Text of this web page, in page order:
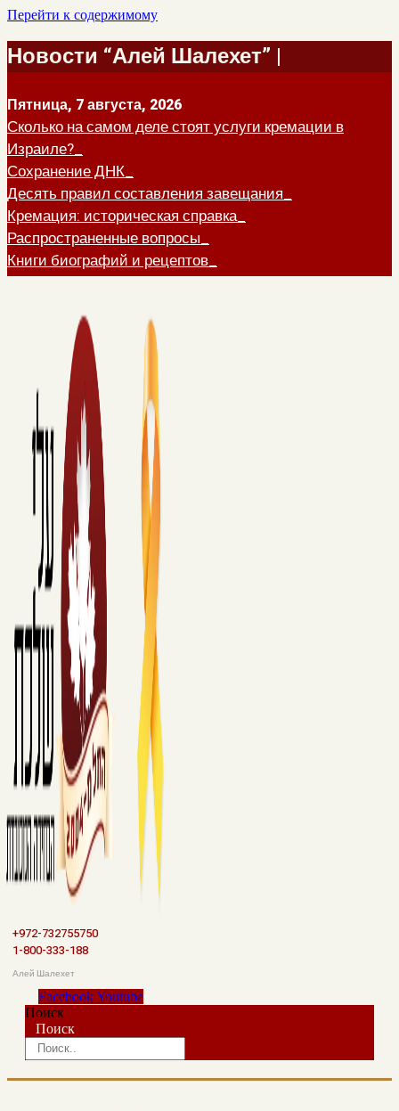
Перейти к содержимому
Новости “Алей Шалехет” |
Пятница, 7 августа, 2026
Сколько на самом деле стоят услуги кремации в
Израиле?
Сохранение ДНК
Десять правил составления завещания
Кремация: историческая справка
Распространенные вопросы
Книги биографий и рецептов
+972-732755750
1-800-333-188
Алей Шалехет
FacebookYoutube
Поиск
Поиск